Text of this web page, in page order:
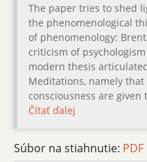
The paper tries to shed
the phenomenological
of phenomenology:
criticism of
modern thesis
Meditations, namely
consciousness are
Čítať ďalej
Súbor na stiahnutie: PDF